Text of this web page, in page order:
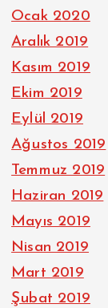
Ocak 2020
Aralık 2019
Kasım 2019
Ekim 2019
Eylül 2019
Ağustos 2019
Temmuz 2019
Haziran 2019
Mayıs 2019
Nisan 2019
Mart 2019
Şubat 2019